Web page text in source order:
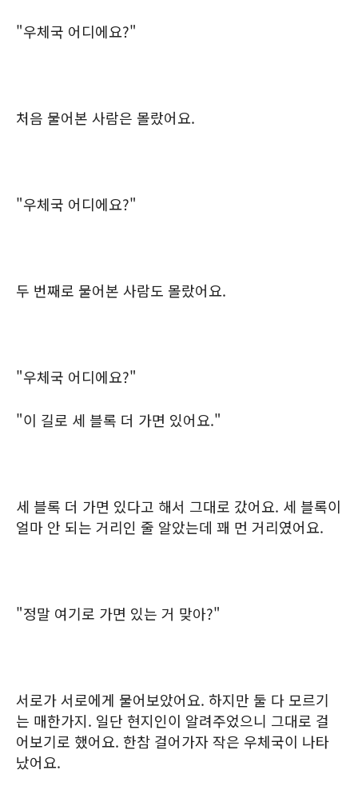
"우체국 어디에요?"
처음 물어본 사람은 몰랐어요.
"우체국 어디에요?"
두 번째로 물어본 사람도 몰랐어요.
"우체국 어디에요?"
"이 길로 세 블록 더 가면 있어요."
세 블록 더 가면 있다고 해서 그대로 갔어요. 세 블록이
얼마 안 되는 거리인 줄 알았는데 꽤 먼 거리였어요.
"정말 여기로 가면 있는 거 맞아?"
서로가 서로에게 물어보았어요. 하지만 둘 다 모르기
는 매한가지. 일단 현지인이 알려주었으니 그대로 걸
어보기로 했어요. 한참 걸어가자 작은 우체국이 나타
났어요.